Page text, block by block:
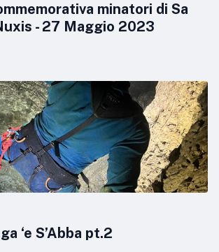
minatori di Sa
- 27 Maggio 2023
‘e S’Abba pt.2